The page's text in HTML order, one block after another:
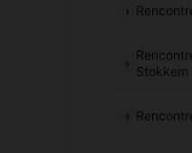
Stokkem